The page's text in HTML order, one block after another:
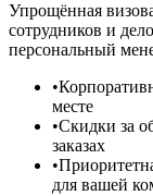
Упрощённая
сотрудников и
персональный
•
месте
•Скидки за
заказах
•
для вашей